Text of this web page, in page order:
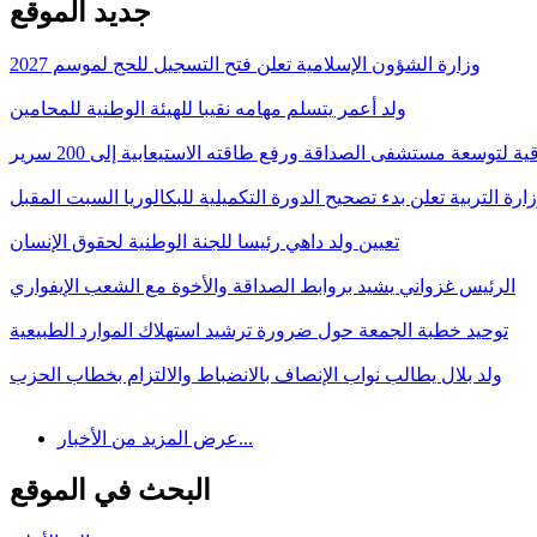
جديد الموقع
وزارة الشؤون الإسلامية تعلن فتح التسجيل للحج لموسم 2027
ولد أعمر يتسلم مهامه نقيبا للهيئة الوطنية للمحامين
لتوسعة مستشفى الصداقة ورفع طاقته الاستيعابية إلى 200 سرير
التربية تعلن بدء تصحيح الدورة التكميلية للبكالوريا السبت المقبل
تعيين ولد داهي رئيسا للجنة الوطنية لحقوق الإنسان
الرئيس غزواني يشيد بروابط الصداقة والأخوة مع الشعب الإيفواري
توحيد خطبة الجمعة حول ضرورة ترشيد استهلاك الموارد الطبيعية
ولد بلال يطالب نواب الإنصاف بالانضباط والالتزام بخطاب الحزب
عرض المزيد من الأخبار...
البحث في الموقع